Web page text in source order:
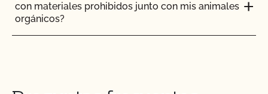
¿Qué es MyCCOF?
¿Cuál es el proceso para recibir PrimusGFS
con materiales prohibidos junto con mis animales
orgánicos?